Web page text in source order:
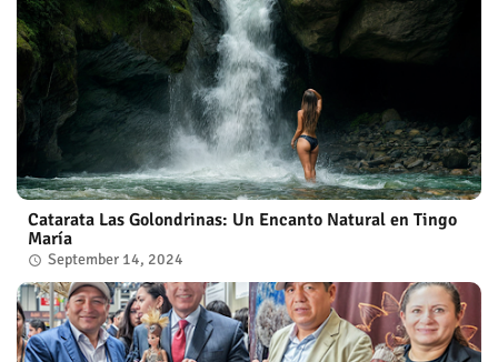
Catarata Las Golondrinas: Un Encanto Natural en Tingo
María
September 14, 2024